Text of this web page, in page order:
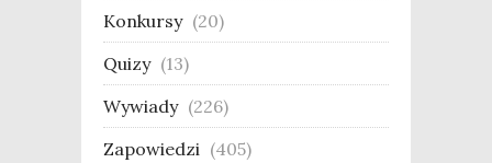
Konkursy (20)
Quizy (13)
Wywiady (226)
Zapowiedzi (405)